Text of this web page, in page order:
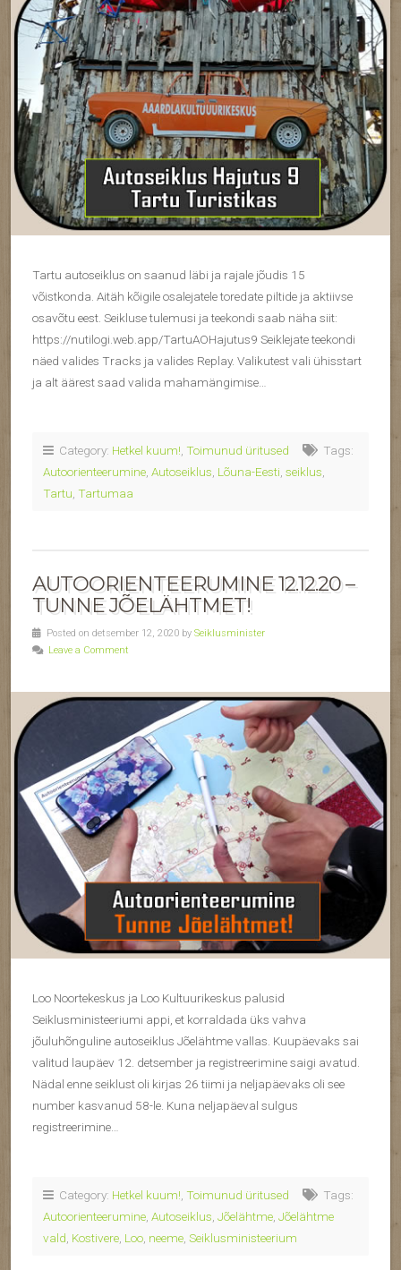
Tartu autoseiklus on saanud läbi ja rajale jõudis 15
võistkonda. Aitäh kõigile osalejatele toredate piltide ja aktiivse
osavõtu eest. Seikluse tulemusi ja teekondi saab näha siit:
https://nutilogi.web.app/TartuAOHajutus9 Seiklejate teekondi
näed valides Tracks ja valides Replay. Valikutest vali ühisstart
ja alt äärest saad valida mahamängimise…
Category: Hetkel kuum! Toimunud üritused
Tags:
Autoorienteerumine Autoseiklus Lõuna-Eesti seiklus
Tartu Tartumaa
AUTOORIENTEERUMINE 12.12.20 –
TUNNE JÕELÄHTMET!
Posted on detsember 12, 2020 by Seiklusminister
Leave a Comment
Loo Noortekeskus ja Loo Kultuurikeskus palusid
Seiklusministeeriumi appi, et korraldada üks vahva
jõuluhõnguline autoseiklus Jõelähtme vallas. Kuupäevaks sai
valitud laupäev 12. detsember ja registreerimine saigi avatud.
Nädal enne seiklust oli kirjas 26 tiimi ja neljapäevaks oli see
number kasvanud 58-le. Kuna neljapäeval sulgus
registreerimine…
Category: Hetkel kuum!, Toimunud üritused
Tags:
Autoorienteerumine, Autoseiklus, Jõelähtme, Jõelähtme
vald, Kostivere, Loo, neeme, Seiklusministeerium